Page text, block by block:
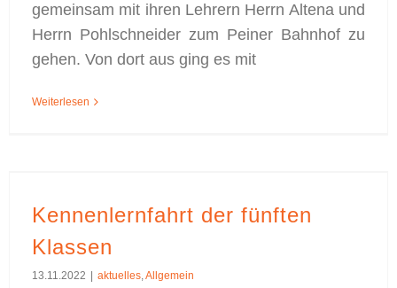
gemeinsam mit ihren Lehrern Herrn Altena und
Herrn Pohlschneider zum Peiner Bahnhof zu
gehen. Von dort aus ging es mit
Weiterlesen
Kennenlernfahrt der fünften
Klassen
13.11.2022 aktuelles,Allgemein